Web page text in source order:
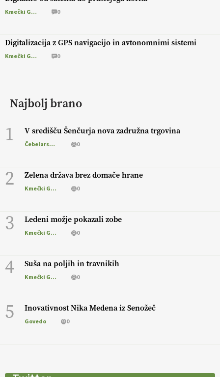
Kmečki Glas 0
Digitalizacija z GPS navigacijo in avtonomnimi sistemi
Kmečki Glas 0
Najbolj brano
1 V središču Šenčurja nova zadružna trgovina
Čebelarstvo 0
2 Zelena država brez domače hrane
Kmečki Glas 0
3 Ledeni možje pokazali zobe
Kmečki Glas 0
4 Suša na poljih in travnikih
Kmečki Glas 0
5 Inovativnost Nika Medena iz Senožeč
Govedo 0